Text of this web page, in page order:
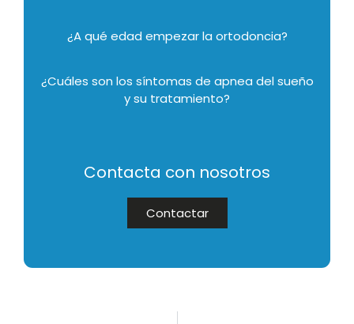
¿A qué edad empezar la ortodoncia?
¿Cuáles son los síntomas de apnea del sueño
y su tratamiento?
Contacta con nosotros
Contactar